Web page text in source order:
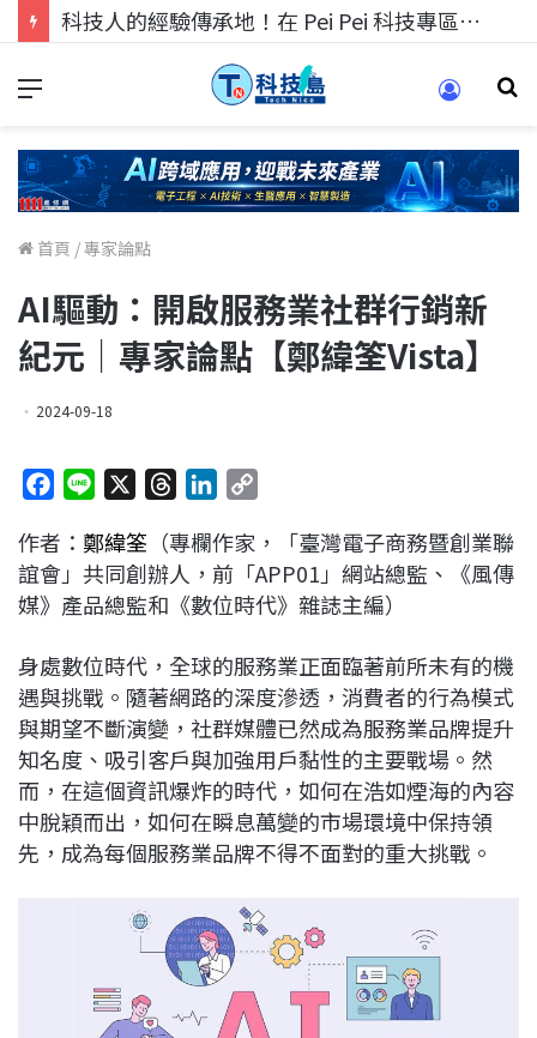
科技人找工作，就到TECH+ 科技專區!
首頁 /專家論點
AI驅動：開啟服務業社群行銷新
紀元｜專家論點【鄭緯筌Vista】
2024-09-18
c
e
b
o
k
n
e
r
e
a
s
n
k
e
I
n
p
y
L
n
k
作者： 鄭緯筌 （專欄作家，「臺灣電子商務暨創業聯
誼會」共同創辦人，前「APP01」網站總監、《風傳
媒》產品總監和《數位時代》雜誌主編）
身處數位時代，全球的服務業正面臨著前所未有的機
遇與挑戰。隨著網路的深度滲透，消費者的行為模式
與期望不斷演變，社群媒體已然成為服務業品牌提升
知名度、吸引客戶與加強用戶黏性的主要戰場。然
而，在這個資訊爆炸的時代，如何在浩如煙海的內容
中脫穎而出，如何在瞬息萬變的市場環境中保持領
先，成為每個服務業品牌不得不面對的重大挑戰。